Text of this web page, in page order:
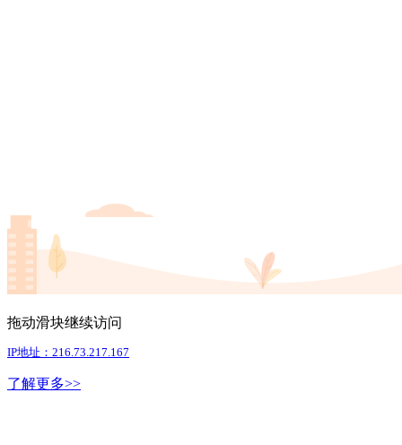
拖动滑块继续访问
IP地址：216.73.217.167
了解更多>>